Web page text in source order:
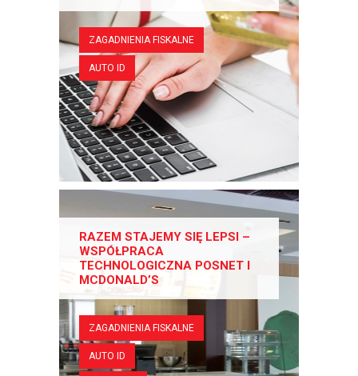
ZAGADNIENIA FISKALNE
AUTO ID
RAZEM STAJEMY SIĘ LEPSI –
WSPÓŁPRACA
TECHNOLOGICZNA POSNET I
MCDONALD’S
ZAGADNIENIA FISKALNE
AUTO ID